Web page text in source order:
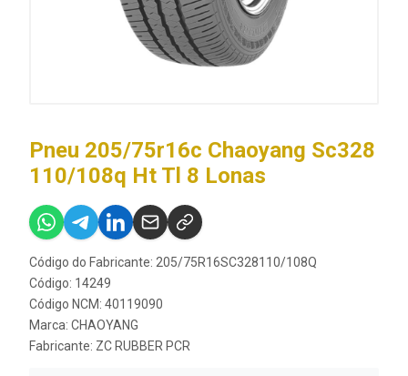
Pneu 205/75r16c Chaoyang Sc328
110/108q Ht Tl 8 Lonas
Código do Fabricante: 205/75R16SC328110/108Q
Código: 14249
Código NCM: 40119090
Marca: CHAOYANG
Fabricante: ZC RUBBER PCR